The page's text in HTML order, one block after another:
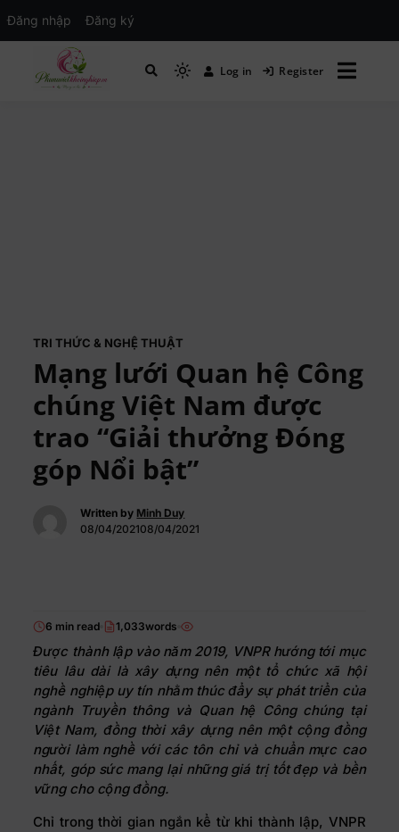
Mạng xã hội Kinh tế – Giáo dục – Hướng
Log in Register
TRI THỨC & NGHỆ THUẬT
Mạng lưới Quan hệ Công
chúng Việt Nam được
trao “Giải thưởng Đóng
góp Nổi bật”
Written by Minh Duy
08/04/202108/04/2021
6 min read 1,033words
Được thành lập vào năm 2019, VNPR hướng tới mục
tiêu lâu dài là xây dựng nên một tổ chức xã hội
nghề nghiệp uy tín nhằm thúc đẩy sự phát triển của
ngành Truyền thông và Quan hệ Công chúng tại
Việt Nam, đồng thời xây dựng nên một cộng đồng
người làm nghề với các tôn chỉ và chuẩn mực cao
nhất, góp sức mang lại những giá trị tốt đẹp và bền
vững cho cộng đồng.
Chỉ trong thời gian ngắn kể từ khi thành lập, VNPR
Đăng nhập Đăng ký